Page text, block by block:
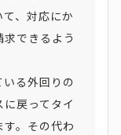
、対応にか
できるよう
る外回りの
戻ってタイ
。その代わ